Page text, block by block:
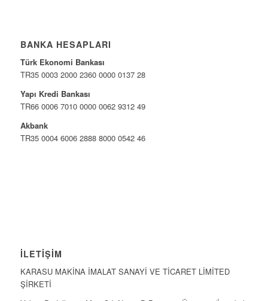
BANKA HESAPLARI
Türk Ekonomi Bankası
TR35 0003 2000 2360 0000 0137 28
Yapı Kredi Bankası
TR66 0006 7010 0000 0062 9312 49
Akbank
TR35 0004 6006 2888 8000 0542 46
İLETIŞIM
KARASU MAKİNA İMALAT SANAYİ VE TİCARET LİMİTED
ŞİRKETİ